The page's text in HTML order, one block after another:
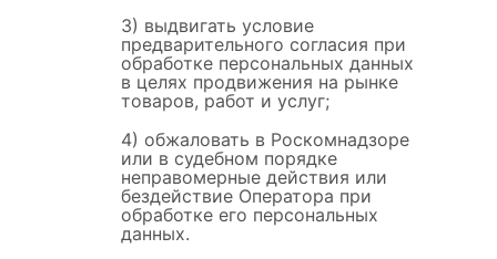
3) выдвигать условие
предварительного согласия при
обработке персональных данных
в целях продвижения на рынке
товаров, работ и услуг;
4) обжаловать в Роскомнадзоре
или в судебном порядке
неправомерные действия или
бездействие Оператора при
обработке его персональных
данных.